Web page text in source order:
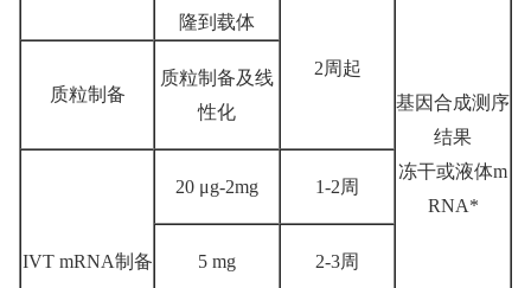
隆到载体
2周起
基因合成测序
结果
冻干或液体m
RNA*
质粒制备
质粒制备及线
性化
IVT mRNA制备
20 μg-2mg 1-2周
5 mg 2-3周